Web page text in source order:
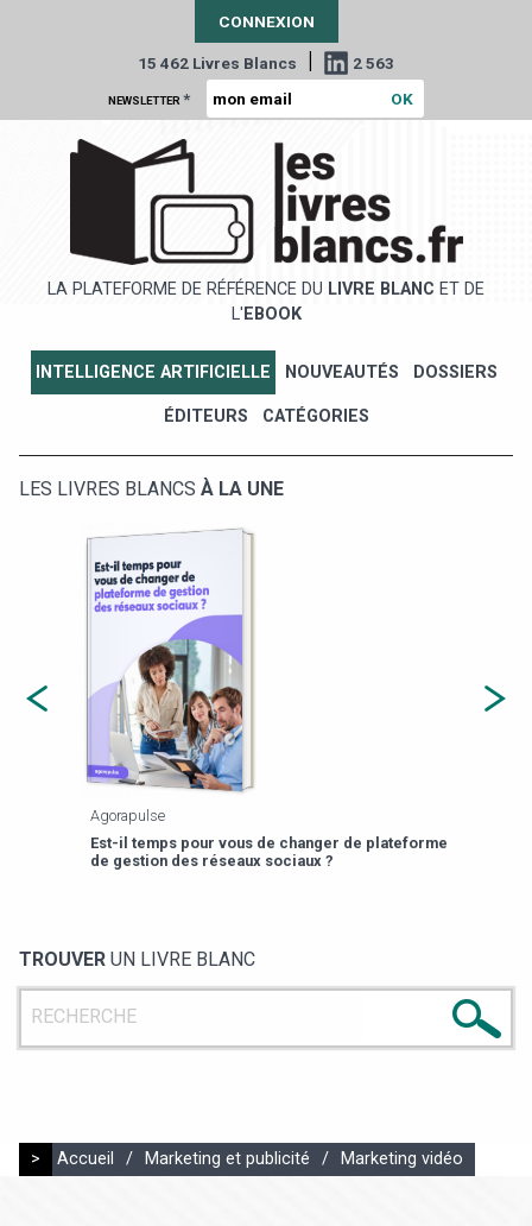
CONNEXION
15 462 Livres Blancs | 2 563
NEWSLETTER *
LA PLATEFORME DE RÉFÉRENCE DU LIVRE BLANC ET DE
L' EBOOK
INTELLIGENCE ARTIFICIELLE NOUVEAUTÉS DOSSIERS
ÉDITEURS CATÉGORIES
LES LIVRES BLANCS À LA UNE
Agorapulse
Est-il temps pour vous de changer de plateforme
de gestion des réseaux sociaux ?
TROUVER UN LIVRE BLANC
> Accueil / Marketing et publicité / Marketing vidéo